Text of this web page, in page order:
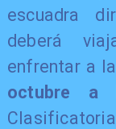
escuadra
deberá
enfrentar a
octubre a